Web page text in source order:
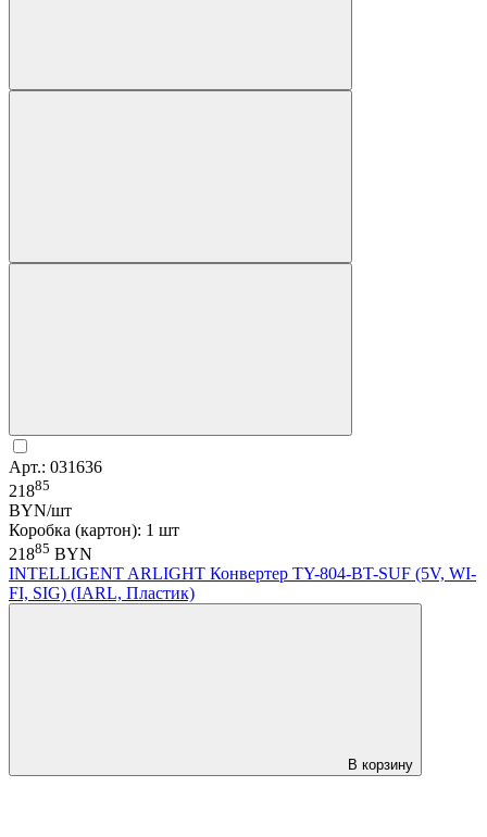
Арт.: 031636
21885
BYN/шт
Коробка (картон): 1 шт
21885 BYN
INTELLIGENT ARLIGHT Конвертер TY-804-BT-SUF (5V, WI-
FI, SIG) (IARL, Пластик)
В корзину